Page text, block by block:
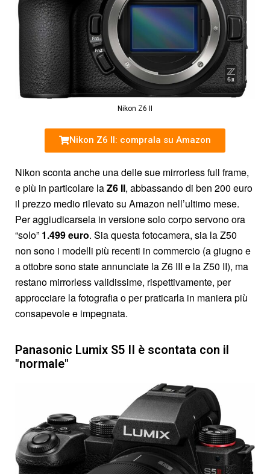
Nikon Z6 II
Nikon Z6 II: comprala su Amazon
Nikon sconta anche una delle sue mirrorless full frame,
e più in particolare laZ6 II, abbassando di ben 200 euro
il prezzo medio rilevato su Amazon nell’ultimo mese.
Per aggiudicarsela in versione solo corpo servono ora
“solo” 1.499 euro. Sia questa fotocamera, sia la Z50
non sono i modelli più recenti in commercio (a giugno e
a ottobre sono state annunciate la Z6 III e la Z50 II), ma
restano mirrorless validissime, rispettivamente, per
approcciare la fotografia o per praticarla in maniera più
consapevole e impegnata.
Panasonic Lumix S5 II è scontata con il
"normale"